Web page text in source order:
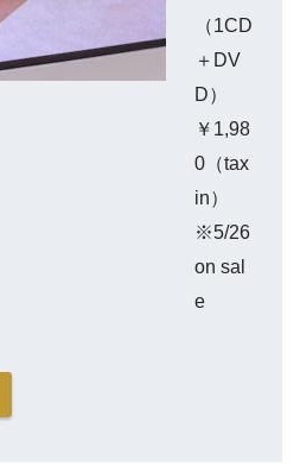
（1CD
＋DV
D）
￥1,98
0（tax
in）
※5/26
on sal
e